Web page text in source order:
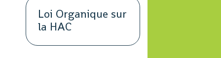
Loi Organique sur
la HAC